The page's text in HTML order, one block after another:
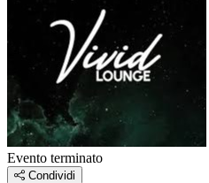
Evento terminato
Condividi